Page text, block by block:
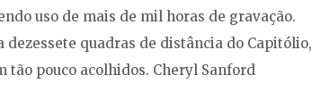
uso de mais de mil horas de gravação.
dezessete quadras de distância do Capitólio,
tão pouco acolhidos. Cheryl Sanford